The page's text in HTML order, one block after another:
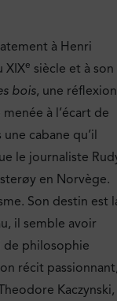
à Henri
XIXe siècle et à son
bois, une réflexion
à l’écart de
cabane qu’il
le journaliste
en Norvège.
Son destin est
il semble avoir
de philosophie
récit
Kaczynski,